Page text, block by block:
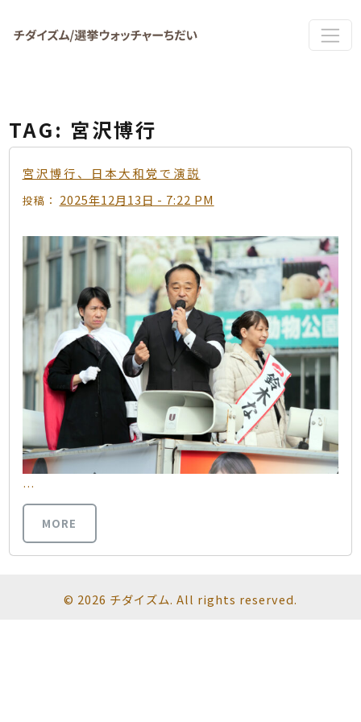
TAG: 宮沢博行
宮沢博行、日本大和党で演説
投稿： 2025年12月13日 - 7:22 PM
…
MORE
© 2026 チダイズム. All rights reserved.